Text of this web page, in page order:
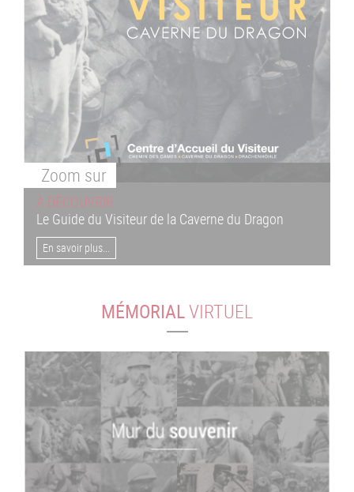
Zoom sur
À DÉCOUVRIR
Le Guide du Visiteur de la Caverne du Dragon
En savoir plus...
MÉMORIALVIRTUEL